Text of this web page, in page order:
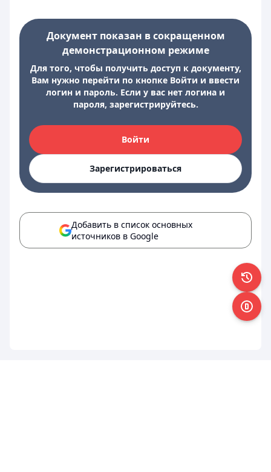
Документ показан в сокращенном
демонстрационном режиме
Для того, чтобы получить доступ к документу,
Вам нужно перейти по кнопке Войти и ввести
логин и пароль. Если у вас нет логина и
пароля, зарегистрируйтесь.
Войти
Зарегистрироваться
Добавить в список основных
источников в Google